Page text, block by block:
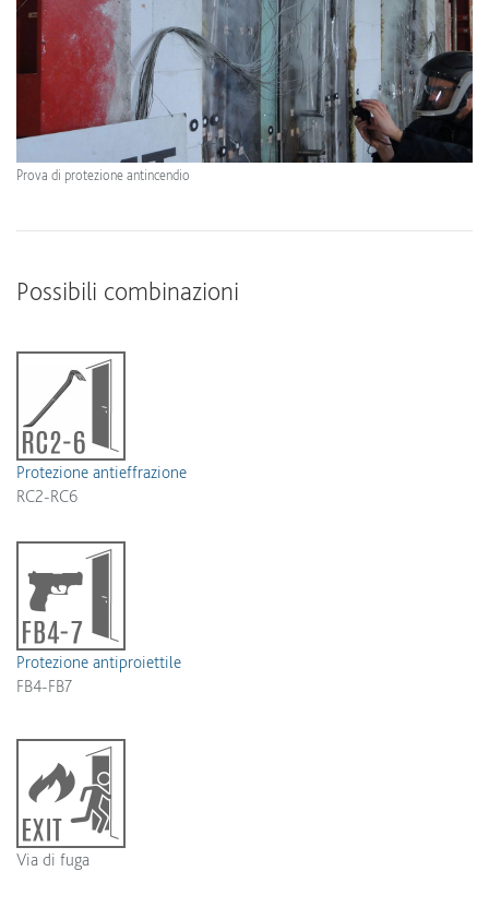
Prova di protezione antincendio
Possibili combinazioni
Protezione antieffrazione
RC2-RC6
Protezione antiproiettile
FB4-FB7
Via di fuga